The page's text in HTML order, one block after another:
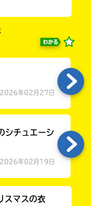
わかる
2026年02月27日
シチュエーシ
2026年02月19日
スマスの衣